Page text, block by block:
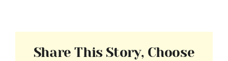
Share This Story, Choose